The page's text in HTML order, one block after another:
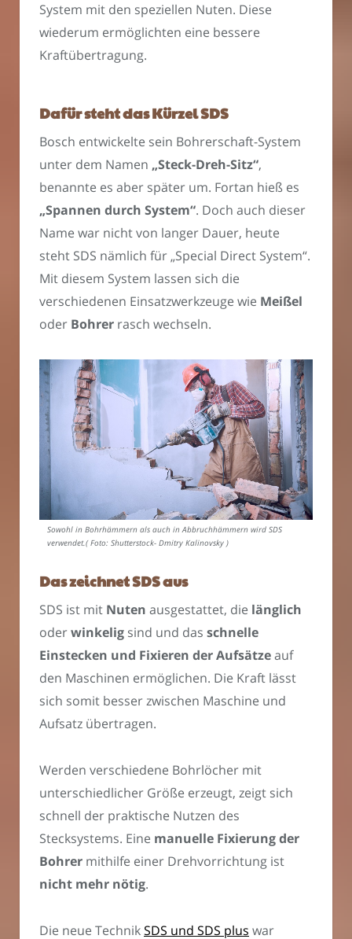
System mit den speziellen Nuten. Diese
wiederum ermöglichten eine bessere
Kraftübertragung.
Dafür steht das Kürzel SDS
Bosch entwickelte sein Bohrerschaft-System
unter dem Namen „Steck-Dreh-Sitz“,
benannte es aber später um. Fortan hieß es
„Spannen durch System“. Doch auch dieser
Name war nicht von langer Dauer, heute
steht SDS nämlich für „Special Direct System“.
Mit diesem System lassen sich die
verschiedenen Einsatzwerkzeuge wie Meißel
oder Bohrer rasch wechseln.
Sowohl in Bohrhämmern als auch in Abbruchhämmern wird SDS
verwendet.( Foto: Shutterstock- Dmitry Kalinovsky )
Das zeichnet SDS aus
SDS ist mit Nuten ausgestattet, die länglich
oderwinkelig sind und das schnelle
Einstecken und Fixieren der Aufsätzeauf
den Maschinen ermöglichen. Die Kraft lässt
sich somit besser zwischen Maschine und
Aufsatz übertragen.
Werden verschiedene Bohrlöcher mit
unterschiedlicher Größe erzeugt, zeigt sich
schnell der praktische Nutzen des
Stecksystems. Eine manuelle Fixierung der
Bohrer mithilfe einer Drehvorrichtung ist
nicht mehr nötig.
Die neue TechnikSDS und SDS plus war